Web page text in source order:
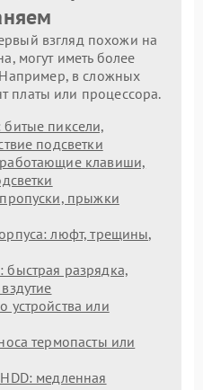
взгляд похожи на
могут иметь более
в сложных
платы или процессора.
пиксели,
подсветки
клавиши,
прыжки
люфт, трещины,
разрядка,
устройства или
термопасты или
медленная